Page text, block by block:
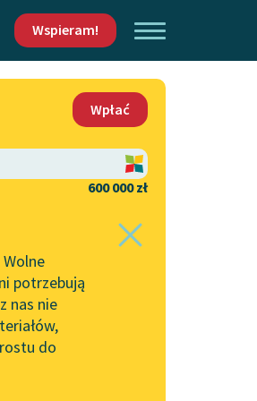
Wspieram!
wykorzystania
Lektur
promocyjne
Wpłać
600 000 zł
potrzebują
nas nie
do